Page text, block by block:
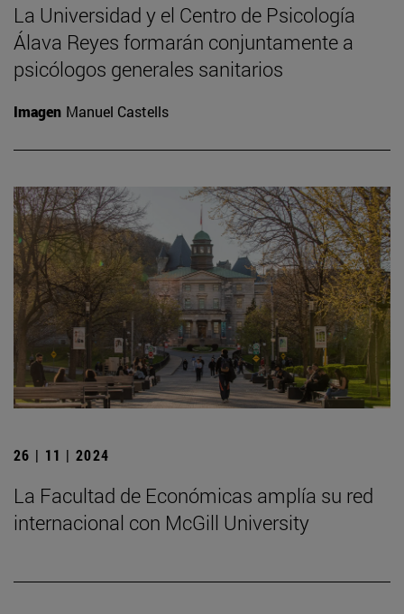
La Universidad y el Centro de Psicología
Álava Reyes formarán conjuntamente a
psicólogos generales sanitarios
Imagen Manuel Castells
26 | 11 | 2024
La Facultad de Económicas amplía su red
internacional con McGill University